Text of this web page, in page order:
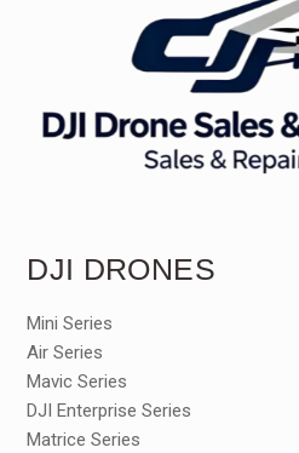
DJI DRONES
Mini Series
Air Series
Mavic Series
DJI Enterprise Series
Matrice Series